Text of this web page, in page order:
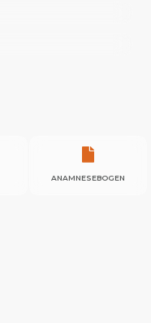

ANAMNESEBOGEN